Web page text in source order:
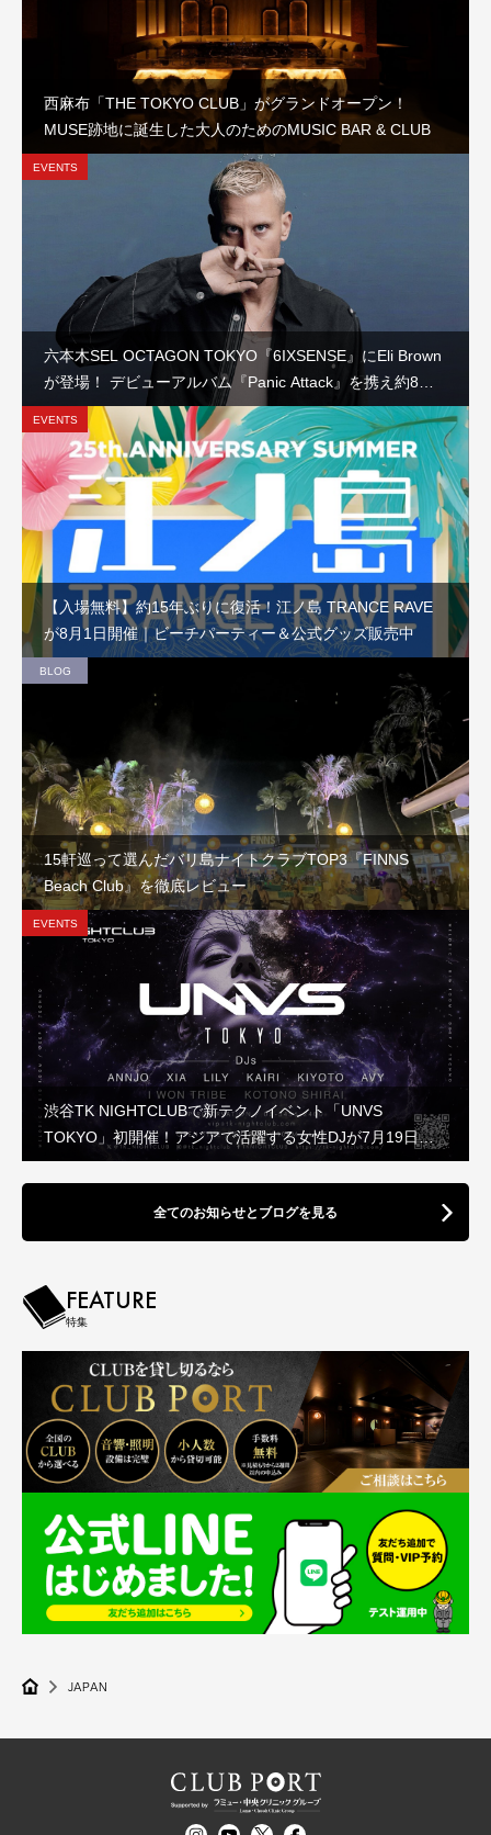
西麻布「THE TOKYO CLUB」がグランドオープン！
MUSE跡地に誕生した大人のためのMUSIC BAR & CLUB
EVENTS
六本木SEL OCTAGON TOKYO『6IXSENSE』にEli Brown
が登場！ デビューアルバム『Panic Attack』を携え約8か
月ぶりの来日公演
EVENTS
【入場無料】約15年ぶりに復活！江ノ島 TRANCE RAVE
が8月1日開催｜ビーチパーティー＆公式グッズ販売中
BLOG
15軒巡って選んだバリ島ナイトクラブTOP3『FINNS
Beach Club』を徹底レビュー
EVENTS
渋谷TK NIGHTCLUBで新テクノイベント「UNVS
TOKYO」初開催！アジアで活躍する女性DJが7月19日に
集結
全てのお知らせとブログを見る
FEATURE
特集
JAPAN